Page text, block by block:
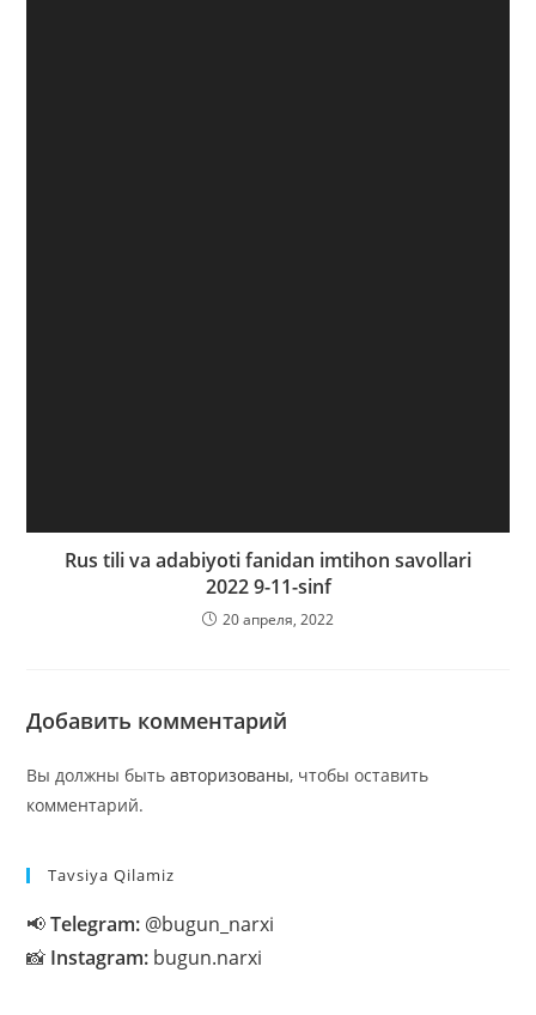
Rus tili va adabiyoti fanidan imtihon savollari
2022 9-11-sinf
20 апреля, 2022
Добавить комментарий
Вы должны бытьавторизованы, чтобы оставить
комментарий.
Tavsiya Qilamiz
📢Telegram: @bugun_narxi
📸 Instagram: bugun.narxi